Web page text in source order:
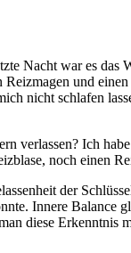
Nacht war es
und
nicht schlafen
verlassen? Ich
noch einen
der
Innere Balance
diese Erkenntnis